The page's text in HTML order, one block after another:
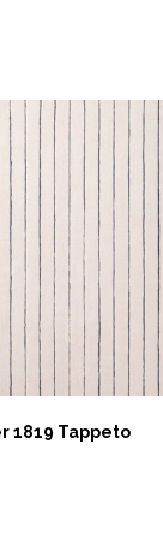
1819 Tappeto